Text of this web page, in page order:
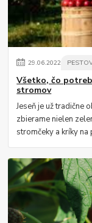
29.06.2022
Všetko, čo
stromov
Jeseň je už tradične
zbierame nielen
stromčeky a kríky